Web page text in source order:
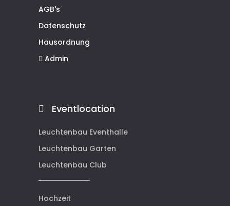
AGB's
Datenschutz
Hausordnung
Admin
Eventlocation
Leuchtenbau Eventhalle
Leuchtenbau Garten
Leuchtenbau Club
Hochzeit